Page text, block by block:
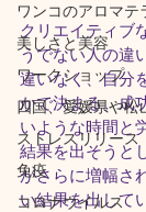
ワンコのアロマテ
美しさと美容
ワークショップ
四国、愛媛県や松
ストレスリリース
免疫
コロナウイルス
クリエイティブ
うでない人の違
違いなく、自分
かで決まる。成
いような時間と
結果を出そうと
がさらに増幅さ
い結果を出して